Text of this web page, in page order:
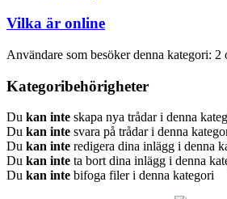
Vilka är online
Användare som besöker denna kategori: 2
Kategoribehörigheter
Du kan inte skapa nya trådar i denna
Du kan inte svara på trådar i denna
Du kan inte redigera dina inlägg i denna
Du kan inte ta bort dina inlägg i denna
Du kan inte bifoga filer i denna kategori